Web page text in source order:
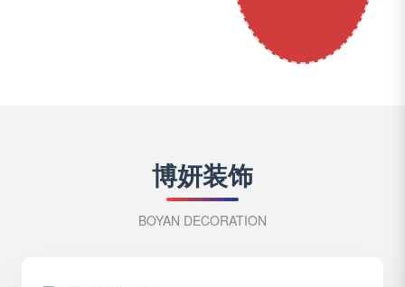
博妍装饰
BOYAN DECORATION